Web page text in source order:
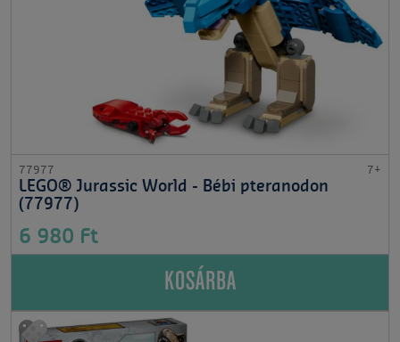
77977 7+
LEGO® Jurassic World - Bébi pteranodon
(77977)
6 980 Ft
KOSÁRBA